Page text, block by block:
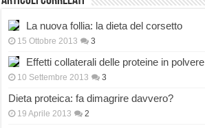
La nuova follia: la dieta del corsetto
15 Ottobre 2013 3
Effetti collaterali delle proteine in polvere
10 Settembre 2013 3
Dieta proteica: fa dimagrire davvero?
19 Aprile 2013 2